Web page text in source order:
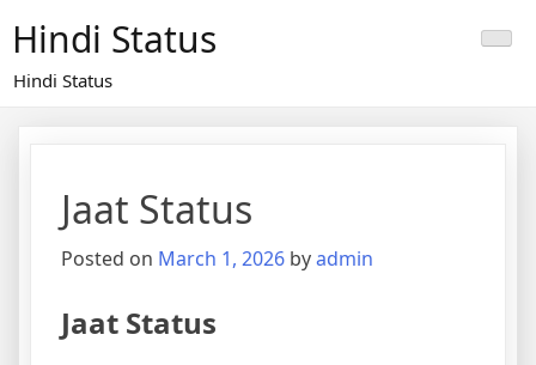
content
Hindi Status
Hindi Status
Jaat Status
Posted on March 1, 2026 byadmin
Jaat Status